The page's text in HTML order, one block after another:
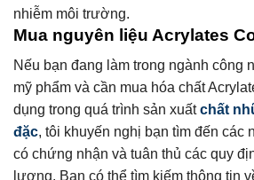
nhiễm môi trường.
Mua nguyên liệu Acrylates
Nếu bạn đang làm trong ngành công
mỹ phẩm và cần mua hóa chất
dụng trong quá trình sản xuấtchất
đặc, tôi khuyến nghị bạn tìm đến các
có chứng nhận và tuân thủ các quy
lượng. Bạn có thể tìm kiếm thông tin